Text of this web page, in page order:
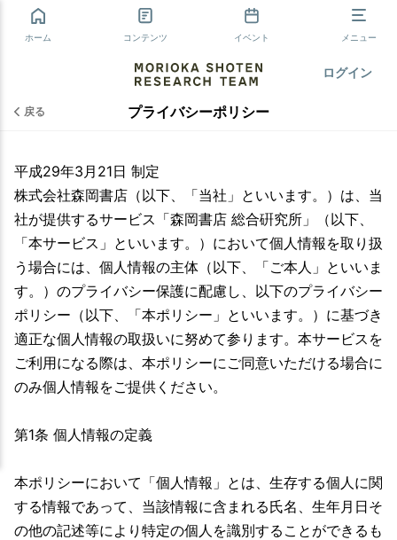
ホーム コンテンツ イベント メニュー
ログイン
戻る プライバシーポリシー
平成29年3月21日 制定
株式会社森岡書店（以下、「当社」といいます。）は、当
社が提供するサービス「森岡書店 総合硏究所」（以下、
「本サービス」といいます。）において個人情報を取り扱
う場合には、個人情報の主体（以下、「ご本人」といいま
す。）のプライバシー保護に配慮し、以下のプライバシー
ポリシー（以下、「本ポリシー」といいます。）に基づき
適正な個人情報の取扱いに努めて参ります。本サービスを
ご利用になる際は、本ポリシーにご同意いただける場合に
のみ個人情報をご提供ください。
第1条 個人情報の定義
本ポリシーにおいて「個人情報」とは、生存する個人に関
する情報であって、当該情報に含まれる氏名、生年月日そ
の他の記述等により特定の個人を識別することができるも